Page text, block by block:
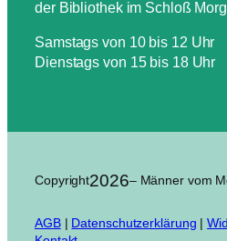
der Bibliothek im Schloß
Samstags von 10 bis 12 Uhr
Dienstags von 15 bis 18 Uhr
Copyright2026– Männer vom
AGB| Datenschutzerklärung |